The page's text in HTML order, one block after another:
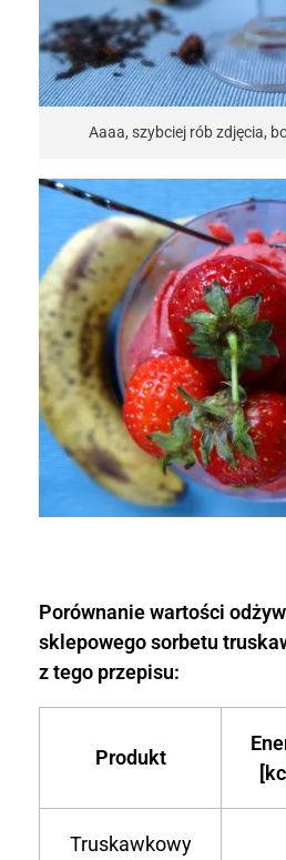
Aaaa, szybciej rób zdjęcia,
Porównanie wartości
sklepowego sorbetu
z tego przepisu:
Produkt
Truskawkowy